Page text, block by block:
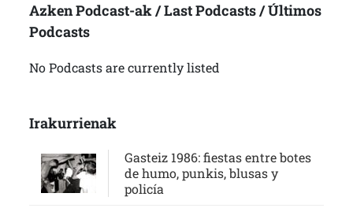
Azken Podcast-ak / Last Podcasts / Últimos
Podcasts
No Podcasts are currently listed
Irakurrienak
Gasteiz 1986: fiestas entre botes
de humo, punkis, blusas y
policía